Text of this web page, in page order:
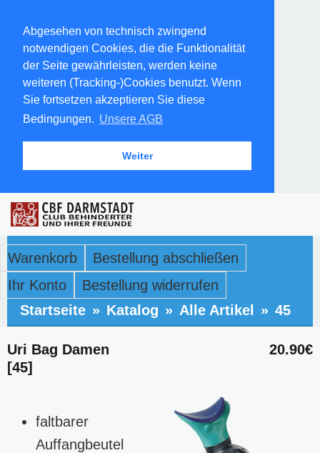
Abgesehen von technisch zwingend
notwendigen Cookies, die die Funktionalität
der Seite gewährleisten, werden keine
weiteren (Tracking-)Cookies benutzt. Wenn
Sie fortsetzen akzeptieren Sie diese
Bedingungen. Unsere AGB
Weiter
Warenkorb
Bestellung abschließen
Ihr Konto
Bestellung widerrufen
Startseite » Katalog » Alle Artikel » 45
20.90€
Uri Bag Damen
[45]
faltbarer
Auffangbeutel